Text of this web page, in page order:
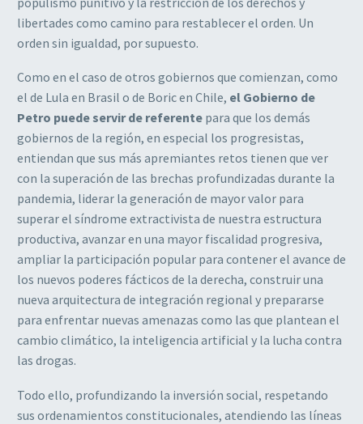
libertades como camino para restablecer el orden. Un
orden sin igualdad, por supuesto.
Como en el caso de otros gobiernos que comienzan, como
el de Lula en Brasil o de Boric en Chile, el Gobierno de
Petro puede servir de referente para que los demás
gobiernos de la región, en especial los progresistas,
entiendan que sus más apremiantes retos tienen que ver
con la superación de las brechas profundizadas durante la
pandemia, liderar la generación de mayor valor para
superar el síndrome extractivista de nuestra estructura
productiva, avanzar en una mayor fiscalidad progresiva,
ampliar la participación popular para contener el avance de
los nuevos poderes fácticos de la derecha, construir una
nueva arquitectura de integración regional y prepararse
para enfrentar nuevas amenazas como las que plantean el
cambio climático, la inteligencia artificial y la lucha contra
las drogas.
Todo ello, profundizando la inversión social, respetando
sus ordenamientos constitucionales, atendiendo las líneas